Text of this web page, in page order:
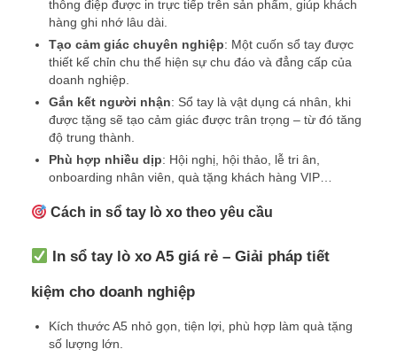
thông điệp được in trực tiếp trên sản phẩm, giúp khách
hàng ghi nhớ lâu dài.
Tạo cảm giác chuyên nghiệp: Một cuốn sổ tay được
thiết kế chỉn chu thể hiện sự chu đáo và đẳng cấp của
doanh nghiệp.
Gắn kết người nhận: Sổ tay là vật dụng cá nhân, khi
được tặng sẽ tạo cảm giác được trân trọng – từ đó tăng
độ trung thành.
Phù hợp nhiều dịp: Hội nghị, hội thảo, lễ tri ân,
onboarding nhân viên, quà tặng khách hàng VIP…
Cách in sổ tay lò xo theo yêu cầu
In sổ tay lò xo A5 giá rẻ – Giải pháp tiết
kiệm cho doanh nghiệp
Kích thước A5 nhỏ gọn, tiện lợi, phù hợp làm quà tặng
số lượng lớn.